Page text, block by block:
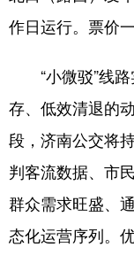
作日运行。票价
“小微驳”线路
存、低效清退的
段，济南公交将
判客流数据、市
群众需求旺盛、
态化运营序列。